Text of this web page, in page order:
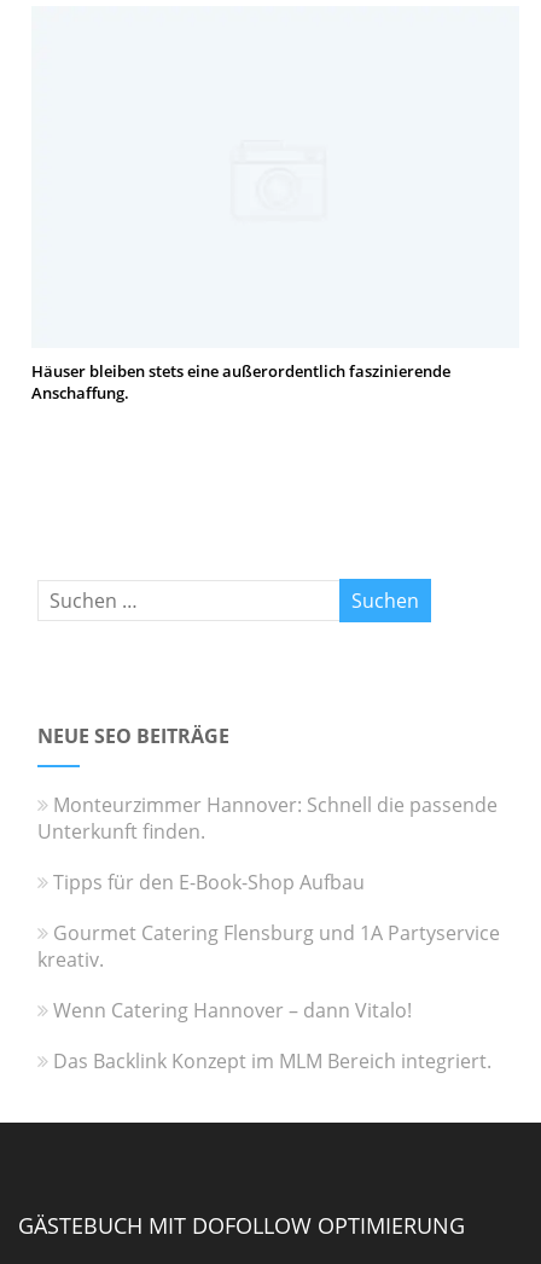
Häuser bleiben stets eine außerordentlich faszinierende
Anschaffung.
NEUE SEO BEITRÄGE
Monteurzimmer Hannover: Schnell die passende
Unterkunft finden.
Tipps für den E-Book-Shop Aufbau
Gourmet Catering Flensburg und 1A Partyservice
kreativ.
Wenn Catering Hannover – dann Vitalo!
Das Backlink Konzept im MLM Bereich integriert.
GÄSTEBUCH MIT DOFOLLOW OPTIMIERUNG